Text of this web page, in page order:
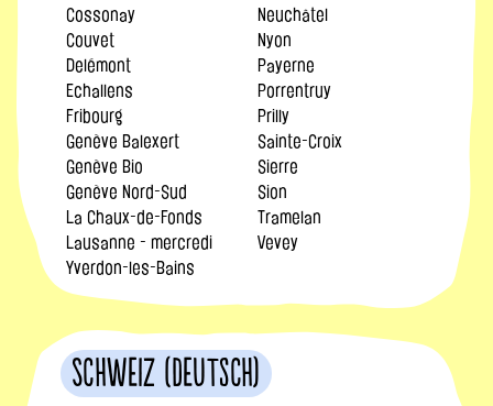
Cossonay
Couvet
Delémont
Echallens
Fribourg
Genève Balexert
Genève Bio
Genève Nord-Sud
La Chaux-de-Fonds
Lausanne - mercredi
Neuchâtel
Nyon
Payerne
Porrentruy
Prilly
Sainte-Croix
Sierre
Sion
Tramelan
Vevey
Yverdon-les-Bains
Schweiz (Deutsch)